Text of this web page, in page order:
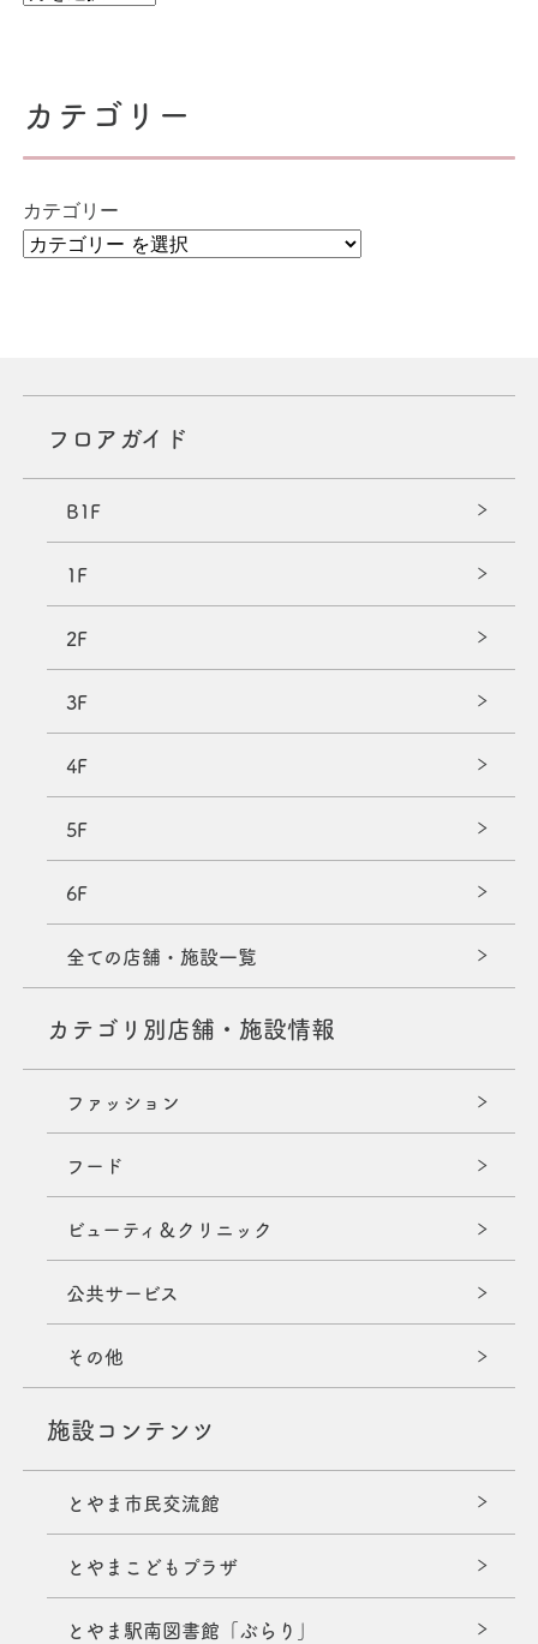
カテゴリー
カテゴリー
フロアガイド
B1F
1F
2F
3F
4F
5F
6F
全ての店舗・施設一覧
カテゴリ別店舗・施設情報
ファッション
フード
ビューティ＆クリニック
公共サービス
その他
施設コンテンツ
とやま市民交流館
とやまこどもプラザ
とやま駅南図書館「ぶらり」